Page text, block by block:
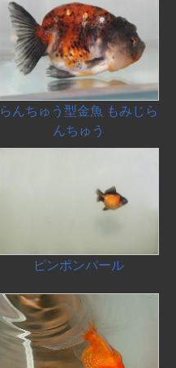
らんちゅう型金魚 もみじら
んちゅう
ピンポンパール